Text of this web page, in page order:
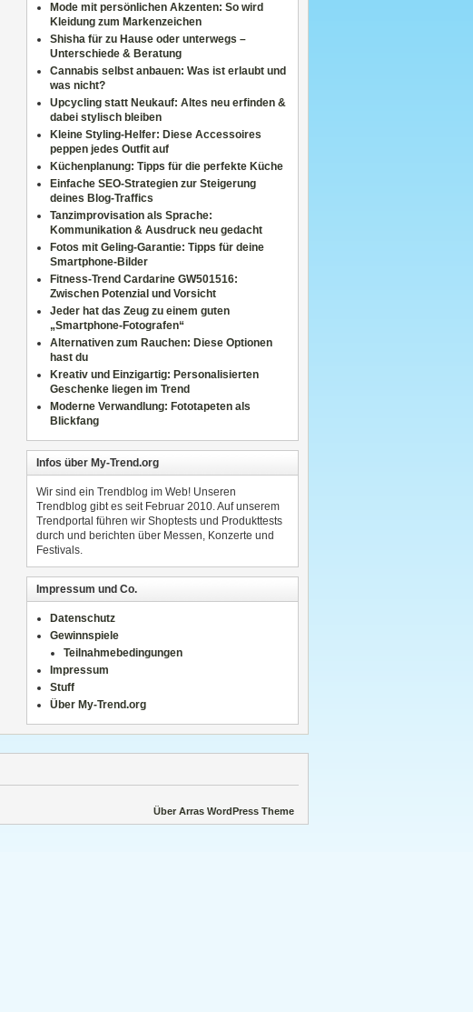
Mode mit persönlichen Akzenten: So wird
Kleidung zum Markenzeichen
Shisha für zu Hause oder unterwegs –
Unterschiede & Beratung
Cannabis selbst anbauen: Was ist erlaubt und
was nicht?
Upcycling statt Neukauf: Altes neu erfinden &
dabei stylisch bleiben
Kleine Styling-Helfer: Diese Accessoires
peppen jedes Outfit auf
Küchenplanung: Tipps für die perfekte Küche
Einfache SEO-Strategien zur Steigerung
deines Blog-Traffics
Tanzimprovisation als Sprache:
Kommunikation & Ausdruck neu gedacht
Fotos mit Geling-Garantie: Tipps für deine
Smartphone-Bilder
Fitness-Trend Cardarine GW501516:
Zwischen Potenzial und Vorsicht
Jeder hat das Zeug zu einem guten
„Smartphone-Fotografen“
Alternativen zum Rauchen: Diese Optionen
hast du
Kreativ und Einzigartig: Personalisierten
Geschenke liegen im Trend
Moderne Verwandlung: Fototapeten als
Blickfang
Infos über My-Trend.org
Wir sind ein Trendblog im Web! Unseren
Trendblog gibt es seit Februar 2010. Auf unserem
Trendportal führen wir Shoptests und Produkttests
durch und berichten über Messen, Konzerte und
Festivals.
Impressum und Co.
Datenschutz
Gewinnspiele
Teilnahmebedingungen
Impressum
Stuff
Über My-Trend.org
Über Arras WordPress Theme